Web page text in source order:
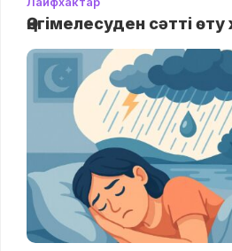
Әңгімелесуден сәтті